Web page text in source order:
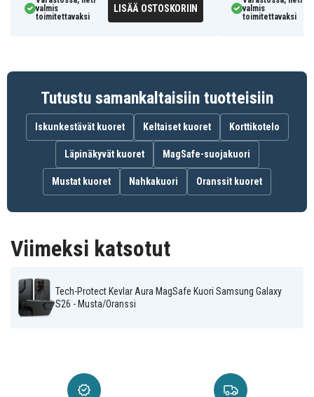
Materiaali: Muovi
Tuotenro 209531
EAN / GTIN 5906302352401
Tuotetyyppi Kuoret
Merkki Tech-Protect
kanssa
Materiaali Muovi
valmis
toimitettavaksi
LISÄÄ OSTOSKORIIN
valmis
toimitettavaksi
Tutustu samankaltaisiin tuotteisiin
Iskunkestävät kuoret Keltaiset kuoret Korttikotelo
Läpinäkyvät kuoret MagSafe-suojakuori
Mustat kuoret Nahkakuori Oranssit kuoret
Viimeksi katsotut
Tech-Protect Kevlar Aura MagSafe Kuori Samsung Galaxy
S26 - Musta/Oranssi